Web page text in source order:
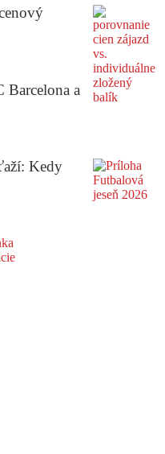
Barcelona a
Kedy